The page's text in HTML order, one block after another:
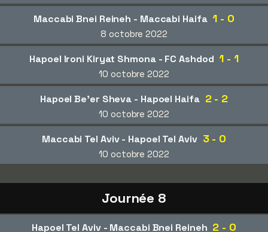
Maccabi Bnei Reineh - Maccabi Haifa 1 - 0
8 octobre 2022
Hapoel Ironi Kiryat Shmona - FC Ashdod 1 - 1
10 octobre 2022
Hapoel Be'er Sheva - Hapoel Haifa 2 - 2
10 octobre 2022
Maccabi Tel Aviv - Hapoel Tel Aviv 3 - 0
10 octobre 2022
Journée 8
Hapoel Tel Aviv - Maccabi Bnei Reineh 2 - 0